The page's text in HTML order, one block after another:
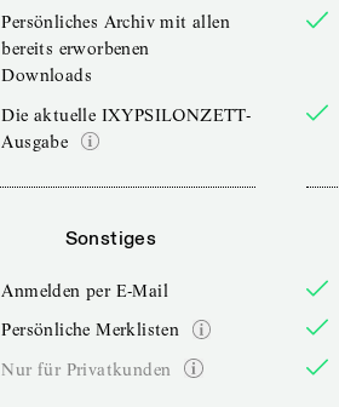
Persönliches Archiv mit allen
bereits erworbenen
Downloads
Die aktuelle IXYPSILONZETT-
Ausgabe
Sonstiges
Anmelden per E-Mail
Persönliche Merklisten
Nur für Privatkunden